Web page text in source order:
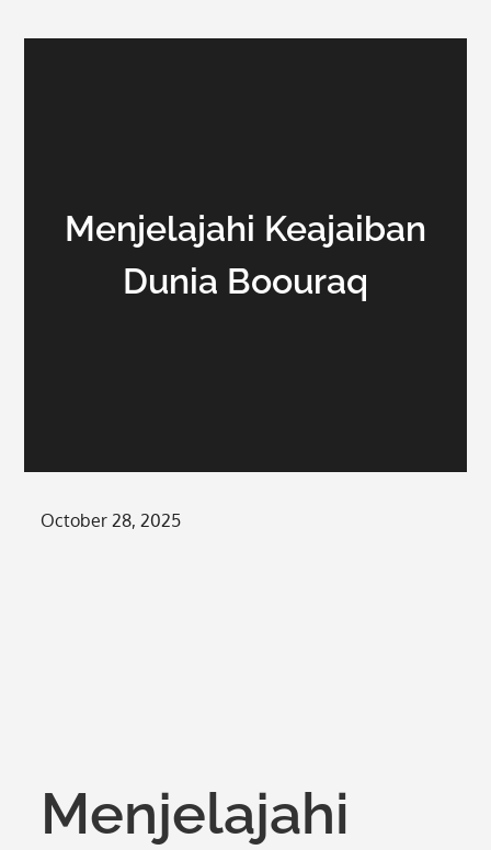
Menjelajahi Keajaiban
Dunia Boouraq
Posted
October 28, 2025
Menjelajahi